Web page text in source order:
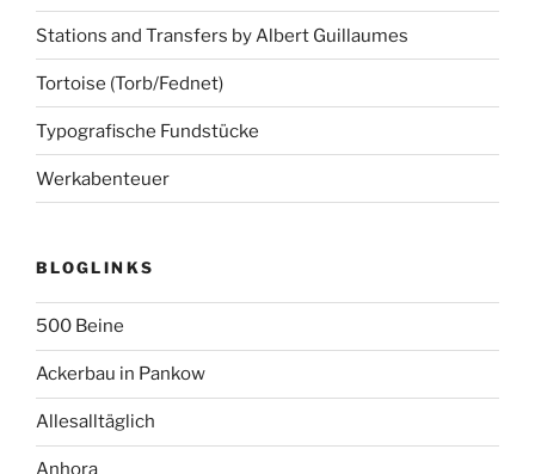
Stations and Transfers by Albert Guillaumes
Tortoise (Torb/Fednet)
Typografische Fundstücke
Werkabenteuer
BLOGLINKS
500 Beine
Ackerbau in Pankow
Allesalltäglich
Anhora